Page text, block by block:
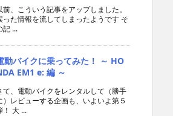
前、こういう記事をアップしました。
った情報を流してしまったようです そ
記 ...
動バイクに乗ってみた！ ～ HO
EM1 e: 編 ～
て、電動バイクをレンタルして（勝手
）レビューする企画も、いよいよ第５
！ 大 ...